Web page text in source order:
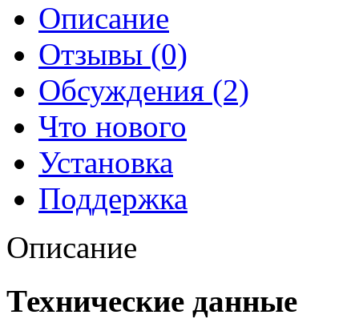
Описание
Отзывы (0)
Обсуждения (2)
Что нового
Установка
Поддержка
Описание
Технические данные